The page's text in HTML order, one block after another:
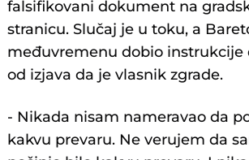
falsifikovani dokument na
stranicu. Slučaj je u toku, a
međuvremenu dobio instrukcije
od izjava da je vlasnik zgrade.
- Nikada nisam nameravao da
kakvu prevaru. Ne verujem da